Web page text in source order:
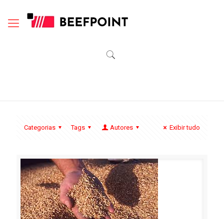
Categorias Tags Autores Exibir tudo